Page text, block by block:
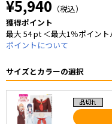
¥5,940 （税込）
獲得ポイント
最大 54 pt ＜最大1％ポイント
ポイントについて
サイズとカラーの選択